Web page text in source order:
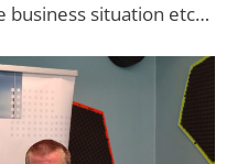
business situation etc…